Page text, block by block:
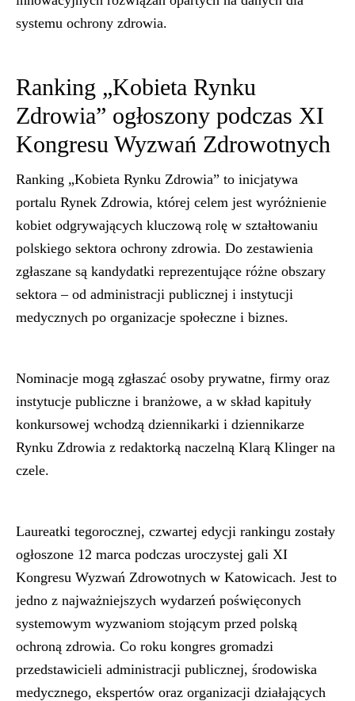
systemu ochrony zdrowia.
Ranking „Kobieta Rynku
Zdrowia” ogłoszony podczas XI
Kongresu Wyzwań Zdrowotnych
Ranking „Kobieta Rynku Zdrowia” to inicjatywa
portalu Rynek Zdrowia, której celem jest wyróżnienie
kobiet odgrywających kluczową rolę w ształtowaniu
polskiego sektora ochrony zdrowia. Do zestawienia
zgłaszane są kandydatki reprezentujące różne obszary
sektora – od administracji publicznej i instytucji
medycznych po organizacje społeczne i biznes.
Nominacje mogą zgłaszać osoby prywatne, firmy oraz
instytucje publiczne i branżowe, a w skład kapituły
konkursowej wchodzą dziennikarki i dziennikarze
Rynku Zdrowia z redaktorką naczelną Klarą Klinger na
czele.
Laureatki tegorocznej, czwartej edycji rankingu zostały
ogłoszone 12 marca podczas uroczystej gali XI
Kongresu Wyzwań Zdrowotnych w Katowicach. Jest to
jedno z najważniejszych wydarzeń poświęconych
systemowym wyzwaniom stojącym przed polską
ochroną zdrowia. Co roku kongres gromadzi
przedstawicieli administracji publicznej, środowiska
medycznego, ekspertów oraz organizacji działających